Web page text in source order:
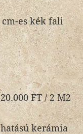
cm-es kék fali
FT / 2 M2
kerámia